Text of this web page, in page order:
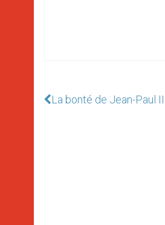
La bonté de Jean-Paul II